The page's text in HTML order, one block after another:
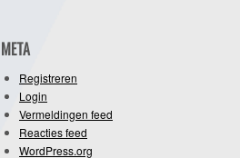
META
Registreren
Login
Vermeldingen feed
Reacties feed
WordPress.org